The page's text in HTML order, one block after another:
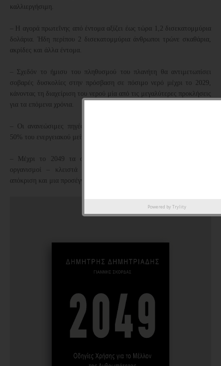
καλλιεργήσιμη.
– Η αγορά πρωτεΐνης από έντομα αξίζει έως τώρα 1,2 δισεκατομμύρια
δολάρια. Ήδη περίπου 2 δισεκατομμύρια άνθρωποι τρώνε σκαθάρια,
ακρίδες και άλλα έντομα.
– Σχεδόν το ήμισυ του πληθυσμού του πλανήτη θα αντιμετωπίσει
σοβαρές δυσκολίες στην πρόσβαση σε πόσιμο νερό μέχρι το 2029,
κάνοντας τη διαχείριση του νερού μία από τις μεγαλύτερες προκλήσεις
για τα επόμενα χρόνια.
– Οι ανανεώσιμες πηγές ενέργειας (ΑΠΕ) θα αντιπροσωπεύουν το
50% του ενεργειακού μείγματος έως το 2030 και το 85% έως το 2050.
– Μέχρι το 2049 τα σπίτια μας θα είναι ημι-ζωντανοί τεχνητοί
οργανισμοί – κλειστά συστήματα με μεταβολισμό, ανοσολογική
απόκριση και μια προσέγγιση νευρικού συστήματος.
Powered by Trylity